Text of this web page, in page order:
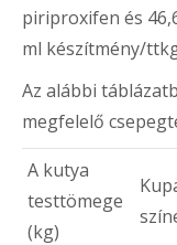
piriproxifen és
ml készítmény/
Az alábbi
megfelelő
A kutya
testtömege
(kg)